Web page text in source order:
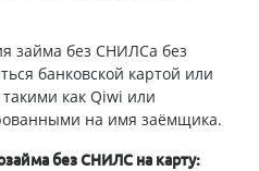
займа без СНИЛСа без
банковской картой или
как Qiwi или
на имя заёмщика.
без СНИЛС на карту: